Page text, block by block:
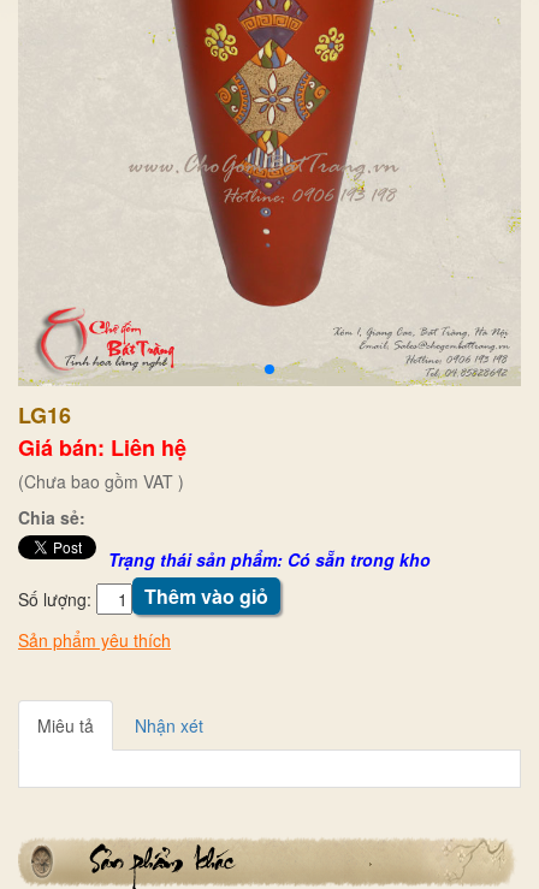
LG16
Giá bán: Liên hệ
(Chưa bao gồm VAT )
Chia sẻ:
Trạng thái sản phẩm: Có sẵn trong kho
Số lượng:
Thêm vào giỏ
Sản phẩm yêu thích
Miêu tả Nhận xét